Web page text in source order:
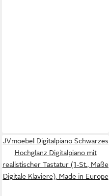
JVmoebel Digitalpiano Schwarzes
Hochglanz Digitalpiano mit
realistischer Tastatur (1-St., Maße
Digitale Klaviere), Made in Europe